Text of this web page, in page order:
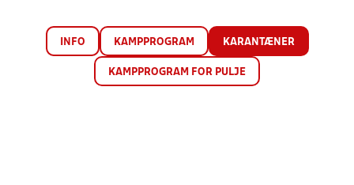
INFO KAMPPROGRAM KARANTÆNER
KAMPPROGRAM FOR PULJE